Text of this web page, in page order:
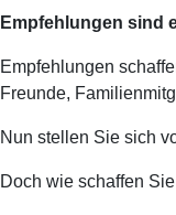
Empfehlungen sind
Empfehlungen
Freunde,
Nun stellen Sie sich
Doch wie schaffen